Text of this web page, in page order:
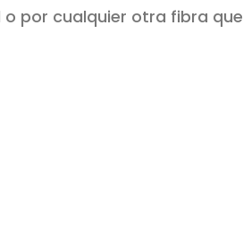
por cualquier otra fibra que